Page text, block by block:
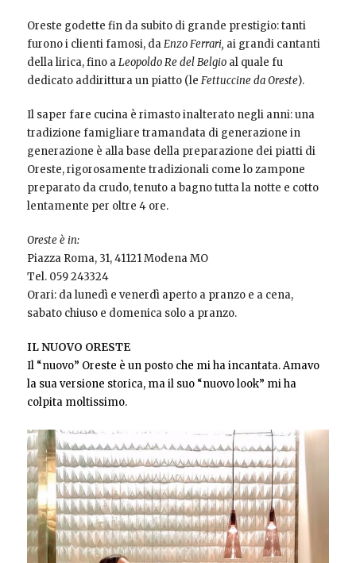
Oreste godette fin da subito di grande prestigio: tanti
furono i clienti famosi, daEnzo Ferrari, ai grandi cantanti
della lirica, fino aLeopoldo Re del Belgioal quale fu
dedicato addirittura un piatto (le Fettuccine da Oreste).
Il saper fare cucina è rimasto inalterato negli anni: una
tradizione famigliare tramandata di generazione in
generazione è alla base della preparazione dei piatti di
Oreste, rigorosamente tradizionali come lo zampone
preparato da crudo, tenuto a bagno tutta la notte e cotto
lentamente per oltre 4 ore.
Oreste è in:
Piazza Roma, 31, 41121 Modena MO
Tel. 059 243324
Orari: da lunedì e venerdì aperto a pranzo e a cena,
sabato chiuso e domenica solo a pranzo.
IL NUOVO ORESTE
Il “nuovo” Oreste è un posto che mi ha incantata. Amavo
la sua versione storica, ma il suo “nuovo look” mi ha
colpita moltissimo.